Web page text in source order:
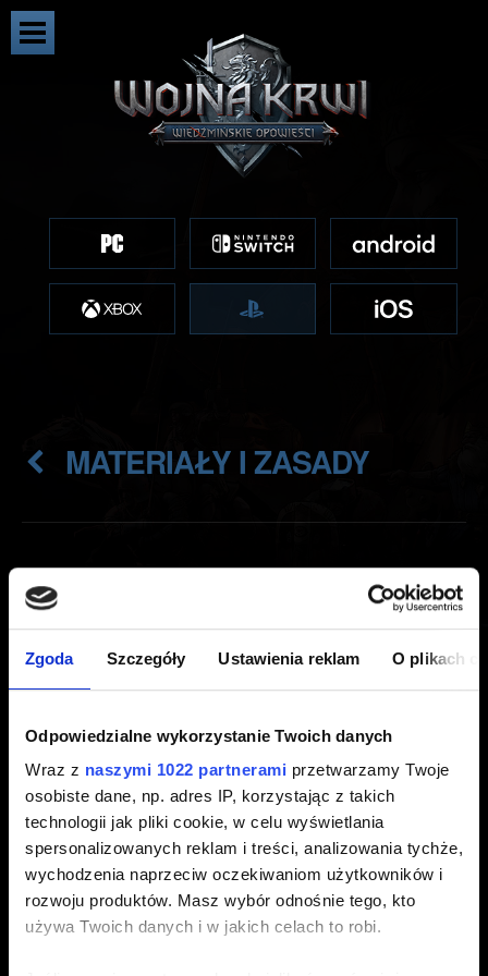
Zgoda Szczegóły Ustawienia reklam O plikach
Odpowiedzialne wykorzystanie Twoich danych
Wraz z naszymi 1022 partnerami przetwarzamy Twoje
osobiste dane, np. adres IP, korzystając z takich
technologii jak pliki cookie, w celu wyświetlania
spersonalizowanych reklam i treści, analizowania tychże,
wychodzenia naprzeciw oczekiwaniom użytkowników i
rozwoju produktów. Masz wybór odnośnie tego, kto
używa Twoich danych i w jakich celach to robi.
MATERIAŁY I ZASADY
Dodatkowe materiały
Wojna Krwi: Wiedźmińskie Opowieści - ścieżka
dźwiękowa z gry
Chcę odebrać cyfrowe dodatki Wojny Krwi
Polityka wideo
Polityka wideo